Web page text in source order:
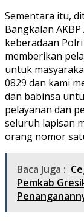
Sementara itu,
Bangkalan
keberadaan
memberikan
untuk
0829 dan kami
dan babinsa
pelayanan dan
seluruh lapisan
orang nomor
Baca Juga :
Pemkab